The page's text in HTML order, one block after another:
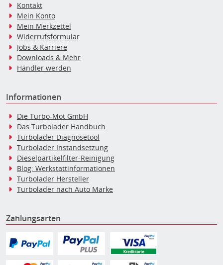
Kontakt
Mein Konto
Mein Merkzettel
Widerrufsformular
Jobs & Karriere
Downloads & Mehr
Händler werden
Informationen
Die Turbo-Mot GmbH
Das Turbolader Handbuch
Turbolader Diagnosetool
Turbolader Instandsetzung
Dieselpartikelfilter-Reinigung
Blog: Werkstattinformationen
Turbolader Hersteller
Turbolader nach Auto Marke
Zahlungsarten